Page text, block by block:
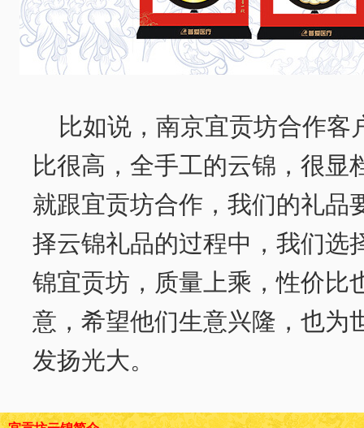
比如说，南京宜贡坊合作
比很高，全手工的云锦，很显
就跟宜贡坊合作，我们的礼品
择云锦礼品的过程中，我们选
锦宜贡坊，质量上乘，性价比
意，希望他们生意兴隆，也为
发扬光大。